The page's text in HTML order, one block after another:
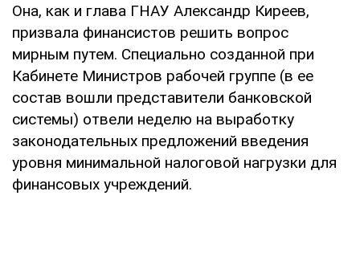
Она, как и глава ГНАУ Александр Киреев,
призвала финансистов решить вопрос
мирным пу­тем. Специально созданной при
Кабинете Министров рабочей группе (в ее
состав во­шли представители банковской
системы) отвели неделю на выработку
законодатель­ных предложений введения
уровня мини­мальной налоговой нагрузки для
финансо­вых учреждений.